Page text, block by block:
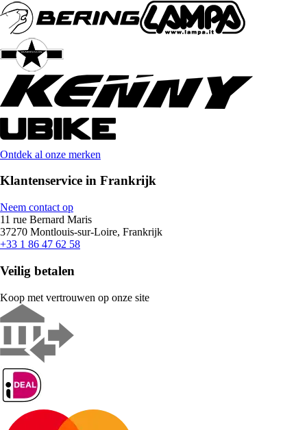
Ontdek al onze merken
Klantenservice in Frankrijk
Neem contact op
11 rue Bernard Maris
37270 Montlouis-sur-Loire, Frankrijk
+33 1 86 47 62 58
Veilig betalen
Koop met vertrouwen op onze site